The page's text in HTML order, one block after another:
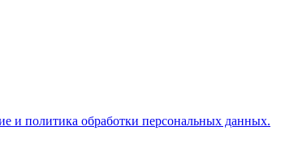
и политика обработки персональных данных.